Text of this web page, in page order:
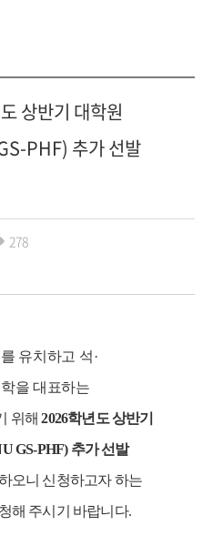
상반기 대학원
PHF) 추가 선발
278
유치하고 석·
을 대표하는
위해2026학년도 상반기
GS-PHF) 추가 선발
오니 신청하고자 하는
해 주시기 바랍니다.